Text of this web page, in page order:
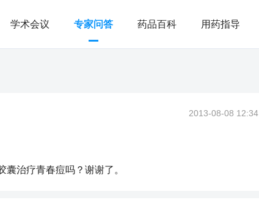
学术会议 专家问答 药品百科 用药指导
2013-08-08 12:34
治疗青春痘吗？谢谢了。